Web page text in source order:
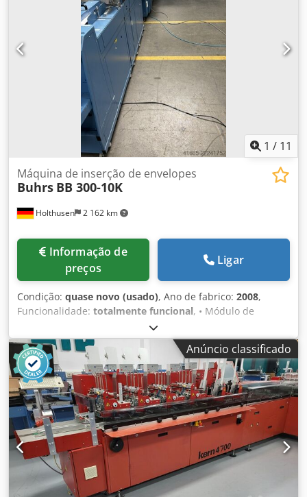
1 / 11
Holthusen 2 162 km
Máquina de inserção de envelopes
Buhrs BB 300-10K
preços
Ligar
Condição: quase novo (usado), Ano de fabrico: 2008,
Funcionalidade: totalmente funcional, • Módulo de
ensacamento BB300-10K "direita" interface de operação
BSC 2.0 • Alimentação de documentos com 6 posições de
alimentador "direita" • 4x alimentador rotativo AT25 (nas
pos. 1 – 4) • 1x alimentador híbrido HF3 (na pos. 6) • 1x
posição de alimentador livre com tampa de segurança •
Desvio longo de corrente • Painel de 15” • Correia de saída
Keiper de 1,5m • Preparação para leitura em até 6 posições
• Secção de fecho a vácuo com compartimento de
separação integrado • 1x correia de inversão • 1x
autoalimentador de envelopes • Bomba de pressão/vácuo
D/V com isolamento acústico - Com canal Müller -
composto por: • Módulo 6798 Autoloader • Módulo 6686
Anúncio classificado